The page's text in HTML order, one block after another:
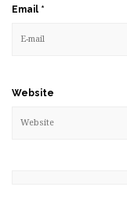
Email *
Website